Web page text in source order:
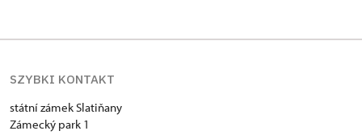
SZYBKI KONTAKT
státní zámek Slatiňany
Zámecký park 1